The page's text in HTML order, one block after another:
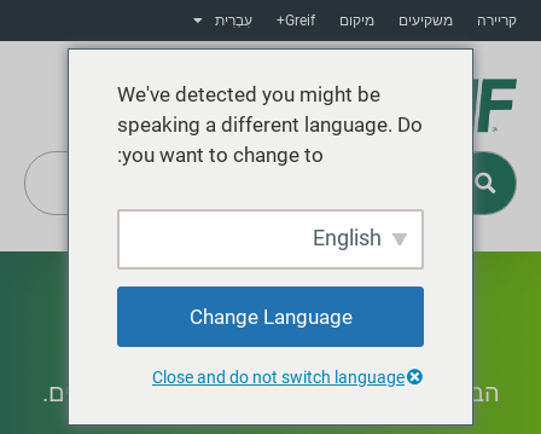
קריירה משקיעים מיקום Greif+ עִבְרִית
מגוון ביולוגי
הבנה והגנה על בתי הגידול שבהם אנו עובדים.
We've detected you might be
speaking a different language. Do
you want to change to:
English
Change Language
Close and do not switch language